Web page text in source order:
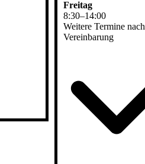
Freitag
8:30–14:00
Weitere Termine nach
Vereinbarung